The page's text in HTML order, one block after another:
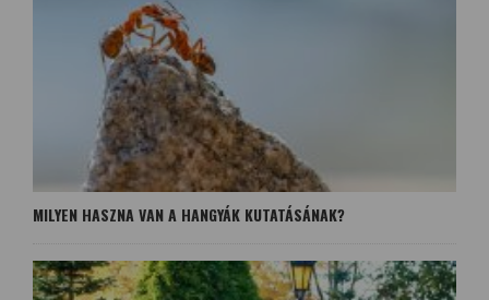
MILYEN HASZNA VAN A HANGYÁK KUTATÁSÁNAK?